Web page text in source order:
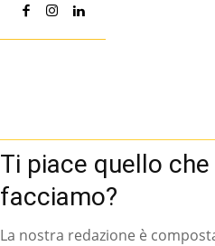
Ti piace quello che
facciamo?
La nostra redazione è